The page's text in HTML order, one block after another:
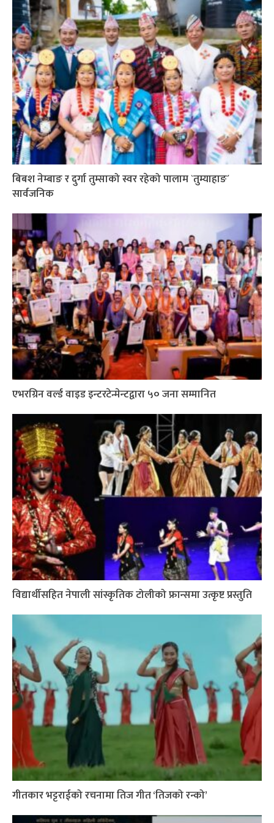
बिबश नेम्बाङ र दुर्गा तुम्साको स्वर रहेको पालाम `तुम्याहाङ´
सार्वजनिक
एभरग्रिन वर्ल्ड वाइड इन्टरटेन्मेन्टद्वारा ५० जना सम्मानित
विद्यार्थीसहित नेपाली सांस्कृतिक टोलीको फ्रान्समा उत्कृष्ट प्रस्तुति
गीतकार भट्टराईको रचनामा तिज गीत ‘तिजको रन्को’